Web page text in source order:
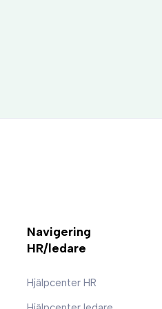
Navigering
HR/ledare
Hjälpcenter HR